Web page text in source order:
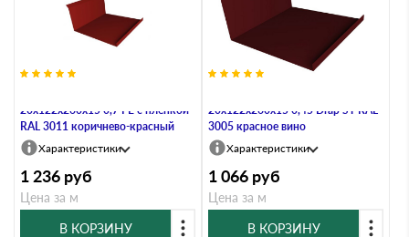
20х122х260х15 0,7 PE с пленкой
RAL 3011 коричнево-красный
Характеристики
1 236 руб
Цена за м
В КОРЗИНУ
20х122х260х15 0,45 Drap ST RAL
3005 красное вино
Характеристики
1 066 руб
Цена за м
В КОРЗИНУ